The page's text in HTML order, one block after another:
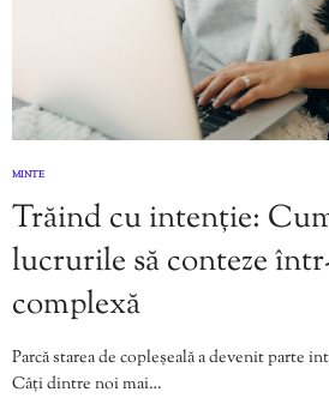
MINTE
Trăind cu intenție:
lucrurile să conteze
complexă
Parcă starea de copleșeală a devenit parte
Câți dintre noi mai…